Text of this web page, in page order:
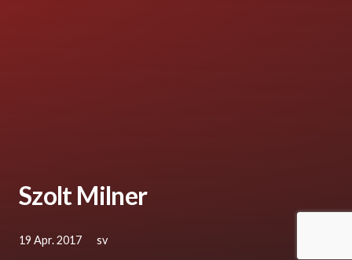
Szolt Milner
19 Apr. 2017 sv